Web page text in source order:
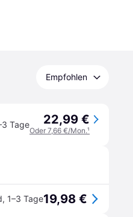
Empfohlen
Tage 22,99 €
Oder 7,66 €/Mon.¹
, 1–3 Tage19,98 €